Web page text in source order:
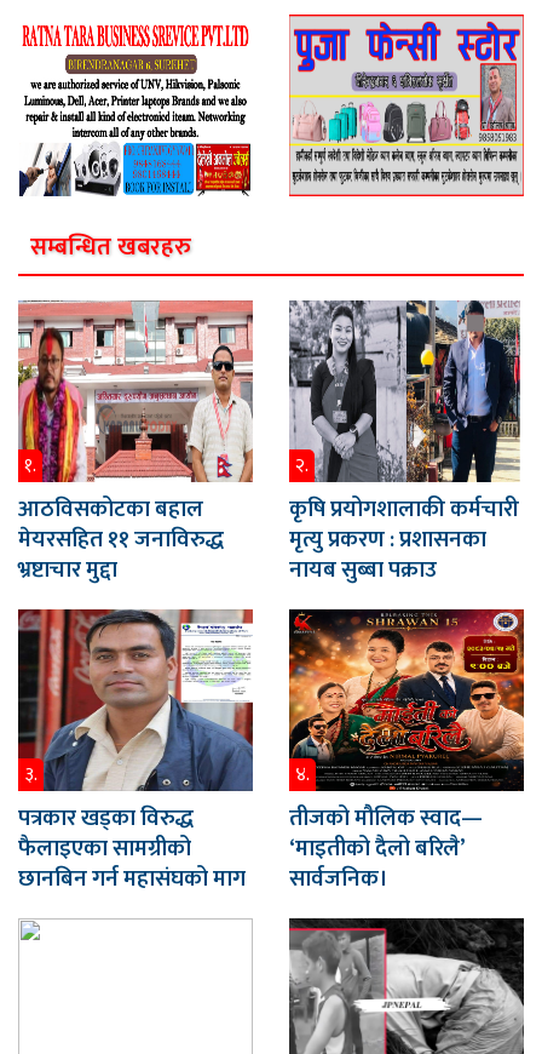
सम्बन्धित खबरहरु
१.
आठविसकोटका बहाल
मेयरसहित ११ जनाविरुद्ध
भ्रष्टाचार मुद्दा
२.
कृषि प्रयोगशालाकी कर्मचारी
मृत्यु प्रकरण : प्रशासनका
नायब सुब्बा पक्राउ
३.
पत्रकार खड्का विरुद्ध
फैलाइएका सामग्रीको
छानबिन गर्न महासंघको माग
४.
तीजको मौलिक स्वाद—
‘माइतीको दैलो बरिलै’
सार्वजनिक।